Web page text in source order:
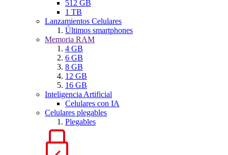
512 GB
1 TB
Lanzamientos Celulares
Últimos smartphones
Memoria RAM
4 GB
6 GB
8 GB
12 GB
16 GB
Inteligencia Artificial
Celulares con IA
Celulares plegables
Plegables